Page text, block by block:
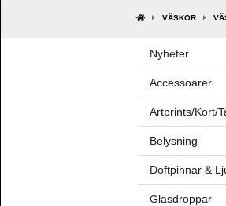
VÄSKOR
Nyheter
Accessoarer
Artprints/Kort/
Belysning
Doftpinnar &
Glasdroppar